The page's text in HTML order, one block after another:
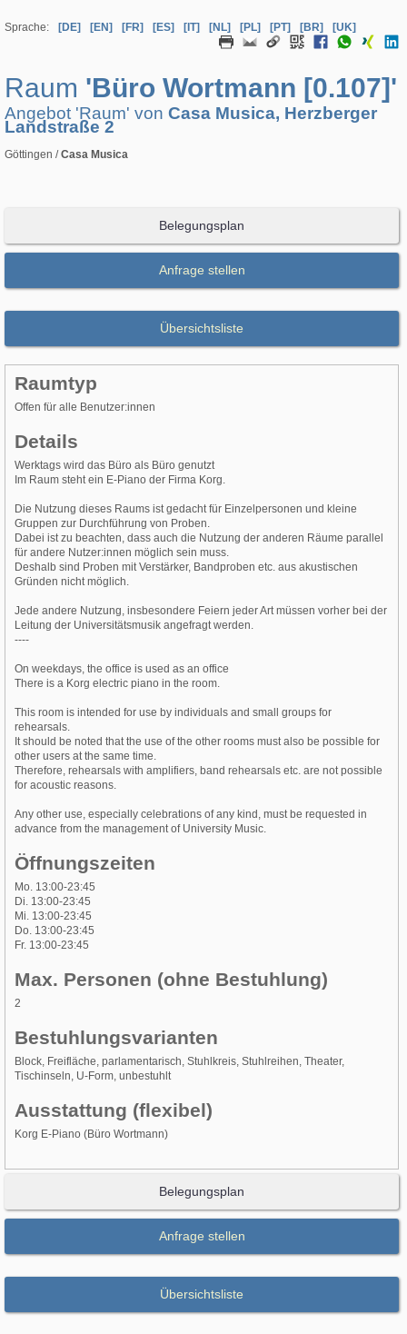
Sprache: [DE] [EN] [FR] [ES] [IT] [NL] [PL] [PT] [BR] [UK]
Raum 'Büro Wortmann [0.107]'
Angebot 'Raum' von Casa Musica, Herzberger
Landstraße 2
Göttingen /Casa Musica
Belegungsplan
Anfrage stellen
Übersichtsliste
Raumtyp
Offen für alle Benutzer:innen
Details
Werktags wird das Büro als Büro genutzt
Im Raum steht ein E-Piano der Firma Korg.
Die Nutzung dieses Raums ist gedacht für Einzelpersonen und kleine
Gruppen zur Durchführung von Proben.
Dabei ist zu beachten, dass auch die Nutzung der anderen Räume parallel
für andere Nutzer:innen möglich sein muss.
Deshalb sind Proben mit Verstärker, Bandproben etc. aus akustischen
Gründen nicht möglich.
Jede andere Nutzung, insbesondere Feiern jeder Art müssen vorher bei der
Leitung der Universitätsmusik angefragt werden.
----
On weekdays, the office is used as an office
There is a Korg electric piano in the room.
This room is intended for use by individuals and small groups for
rehearsals.
It should be noted that the use of the other rooms must also be possible for
other users at the same time.
Therefore, rehearsals with amplifiers, band rehearsals etc. are not possible
for acoustic reasons.
Any other use, especially celebrations of any kind, must be requested in
advance from the management of University Music.
Öffnungszeiten
Mo. 13:00-23:45
Di. 13:00-23:45
Mi. 13:00-23:45
Do. 13:00-23:45
Fr. 13:00-23:45
Max. Personen (ohne Bestuhlung)
2
Bestuhlungsvarianten
Block, Freifläche, parlamentarisch, Stuhlkreis, Stuhlreihen, Theater,
Tischinseln, U-Form, unbestuhlt
Ausstattung (flexibel)
Korg E-Piano (Büro Wortmann)
Belegungsplan
Anfrage stellen
Übersichtsliste